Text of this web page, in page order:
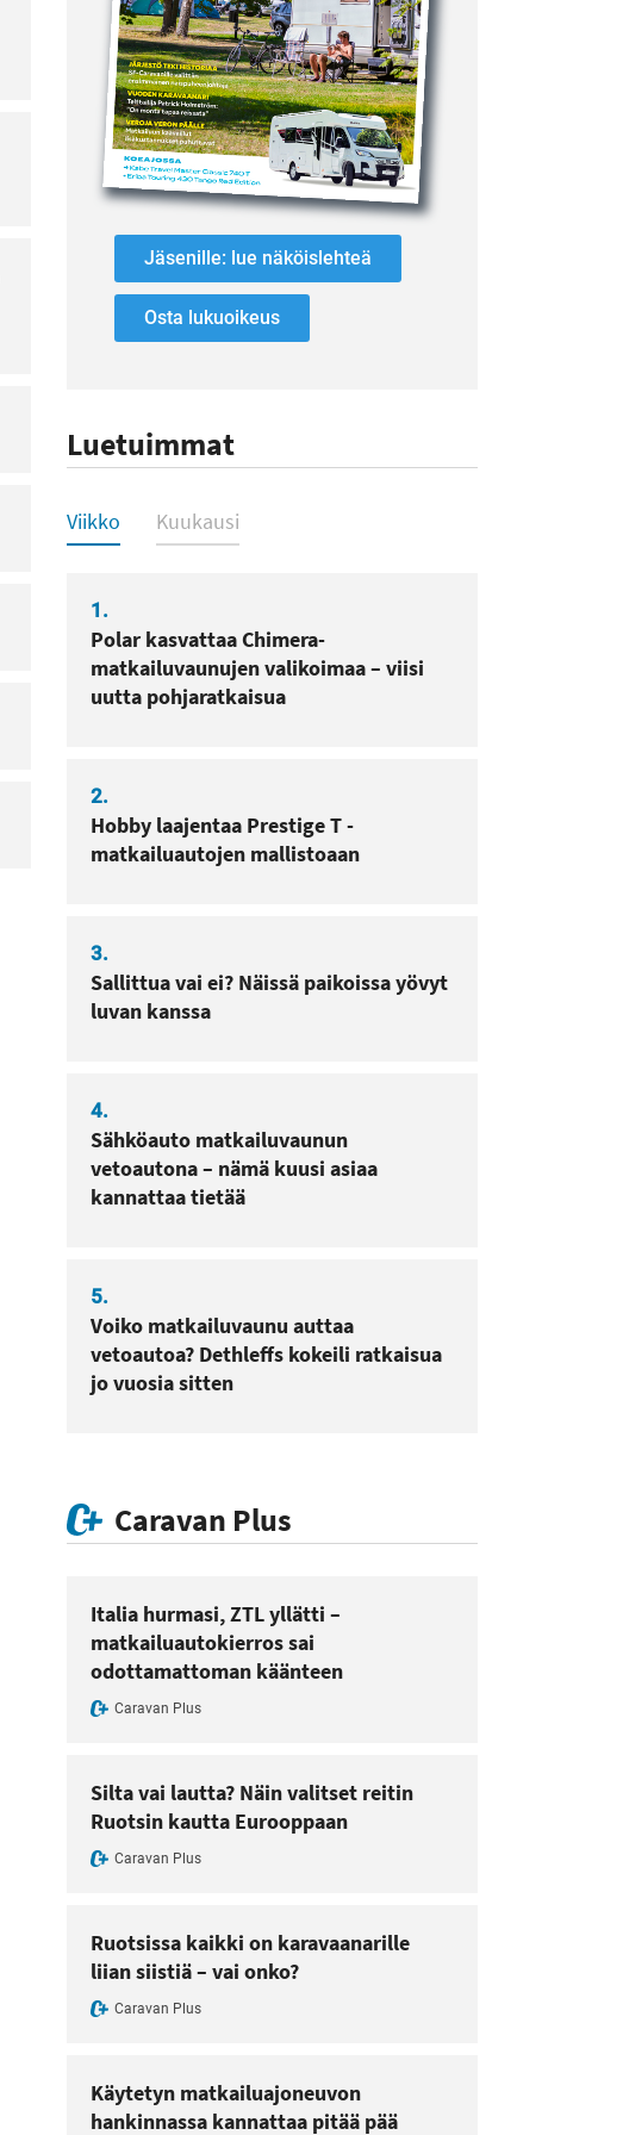
Jäsenille: lue näköislehteä
Osta lukuoikeus
Luetuimmat
Luetuimmat
Viikko Kuukausi
1.
Polar kasvattaa Chimera-
matkailuvaunujen valikoimaa – viisi
uutta pohjaratkaisua
2.
Hobby laajentaa Prestige T -
matkailuautojen mallistoaan
3.
Sallittua vai ei? Näissä paikoissa yövyt
luvan kanssa
4.
Sähköauto matkailuvaunun
vetoautona – nämä kuusi asiaa
kannattaa tietää
5.
Voiko matkailuvaunu auttaa
vetoautoa? Dethleffs kokeili ratkaisua
jo vuosia sitten
Caravan Plus
Italia hurmasi, ZTL yllätti –
matkailuautokierros sai
odottamattoman käänteen
Caravan Plus
Silta vai lautta? Näin valitset reitin
Ruotsin kautta Eurooppaan
Caravan Plus
Ruotsissa kaikki on karavaanarille
liian siistiä – vai onko?
Caravan Plus
Käytetyn matkailuajoneuvon
hankinnassa kannattaa pitää pää